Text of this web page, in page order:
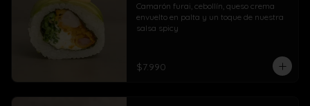
Camarón furai, cebollín, queso crema
envuelto en palta y un toque de nuestra
salsa spicy
$7.990